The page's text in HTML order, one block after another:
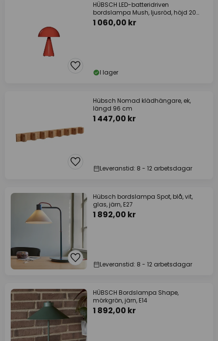
HÜBSCH LED-batteridriven
bordslampa Mush, ljusröd, höjd 20
cm
1 060,00 kr
I lager
Hübsch Nomad klädhängare, ek,
längd 96 cm
1 447,00 kr
Leveranstid: 8 - 12 arbetsdagar
Hübsch bordslampa Spot, blå, vit,
glas, järn, E27
1 892,00 kr
Leveranstid: 8 - 12 arbetsdagar
HÜBSCH Bordslampa Shape,
mörkgrön, järn, E14
1 892,00 kr